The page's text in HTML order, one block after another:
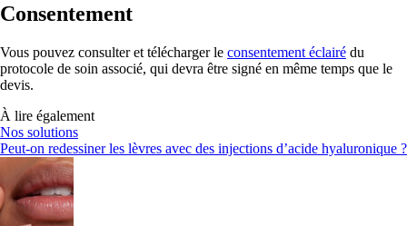
Consentement
Vous pouvez consulter et télécharger le consentement éclairé du
protocole de soin associé, qui devra être signé en même temps que le
devis.
À lire également
Nos solutions
Peut-on redessiner les lèvres avec des injections d’acide hyaluronique ?